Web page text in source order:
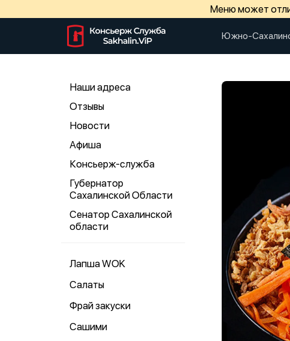
Меню может
Южно-
Наши адреса
Отзывы
Новости
Афиша
Консьерж-служба
Губернатор
Сахалинской Области
Сенатор Сахалинской
области
Лапша WOK
Салаты
Фрай закуски
Сашими